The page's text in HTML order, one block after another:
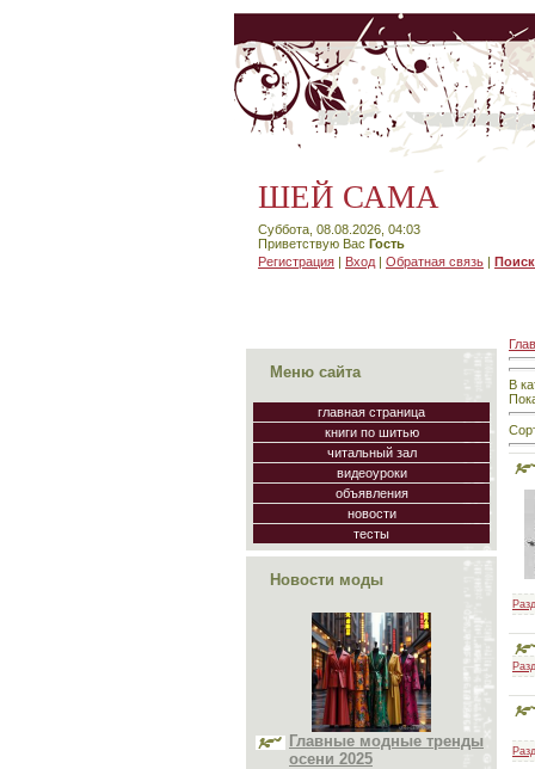
ШЕЙ САМА
Суббота, 08.08.2026, 04:03
Приветствую Вас Гость
Регистрация | Вход | Обратная связь |
Меню сайта
главная страница
книги по шитью
читальный зал
видеоуроки
объявления
новости
тесты
Новости моды
Главные модные тренды
осени 2025
В